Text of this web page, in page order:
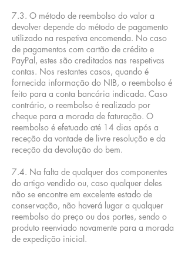
7.3. O método de reembolso do valor a
devolver depende do método de pagamento
utilizado na respetiva encomenda. No caso
de pagamentos com cartão de crédito e
PayPal, estes são creditados nas respetivas
contas. Nos restantes casos, quando é
fornecida informação do NIB, o reembolso é
feito para a conta bancária indicada. Caso
contrário, o reembolso é realizado por
cheque para a morada de faturação. O
reembolso é efetuado até 14 dias após a
receção da vontade de livre resolução e da
receção da devolução do bem.
7.4. Na falta de qualquer dos componentes
do artigo vendido ou, caso qualquer deles
não se encontre em excelente estado de
conservação, não haverá lugar a qualquer
reembolso do preço ou dos portes, sendo o
produto reenviado novamente para a morada
de expedição inicial.